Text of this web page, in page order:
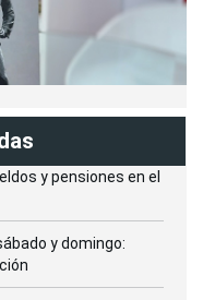
y pensiones en el
y domingo: